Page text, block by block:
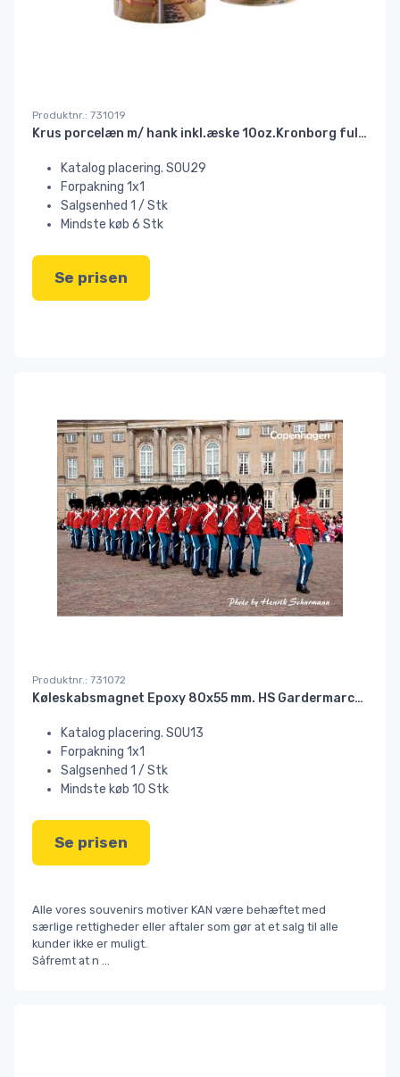
Produktnr.: 731019
Krus porcelæn m/ hank inkl.æske 10oz.Kronborg fuld foto HS//
Katalog placering. SOU29
Forpakning 1x1
Salgsenhed 1 / Stk
Mindste køb 6 Stk
Se prisen
Produktnr.: 731072
Køleskabsmagnet Epoxy 80x55 mm. HS Gardermarch//
Katalog placering. SOU13
Forpakning 1x1
Salgsenhed 1 / Stk
Mindste køb 10 Stk
Se prisen
Alle vores souvenirs motiver KAN være behæftet med
særlige rettigheder eller aftaler som gør at et salg til alle
kunder ikke er muligt.
Såfremt at n ...